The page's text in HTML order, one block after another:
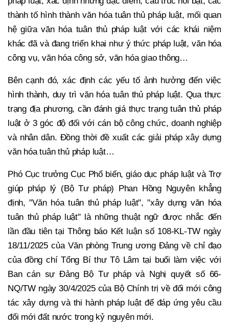
thành tố hình thành văn hóa tuân thủ pháp luật, mối quan
hệ giữa văn hóa tuân thủ pháp luật với các khái niệm
khác đã và đang triển khai như ý thức pháp luật, văn hóa
công vụ, văn hóa công sở, văn hóa giao thông…
Bên cạnh đó, xác định các yếu tố ảnh hưởng đến việc
hình thành, duy trì văn hóa tuân thủ pháp luật. Qua thực
trạng địa phương, cần đánh giá thực trạng tuân thủ pháp
luật ở 3 góc độ đối với cán bộ công chức, doanh nghiệp
và nhân dân. Đồng thời đề xuất các giải pháp xây dựng
văn hóa tuân thủ pháp luật…
Phó Cục trưởng Cục Phổ biến, giáo dục pháp luật và Trợ
giúp pháp lý (Bộ Tư pháp) Phan Hồng Nguyên khẳng
định, "Văn hóa tuân thủ pháp luật", "xây dựng văn hóa
tuân thủ pháp luật" là những thuật ngữ được nhắc đến
lần đầu tiên tại Thông báo Kết luận số 108-KL-TW ngày
18/11/2025 của Văn phòng Trung ương Đảng về chỉ đạo
của đồng chí Tổng Bí thư Tô Lâm tại buổi làm việc với
Ban cán sự Đảng Bộ Tư pháp và Nghị quyết số 66-
NQ/TW ngày 30/4/2025 của Bộ Chính trị về đổi mới công
tác xây dựng và thi hành pháp luật để đáp ứng yêu cầu
đổi mới đất nước trong kỷ nguyên mới.